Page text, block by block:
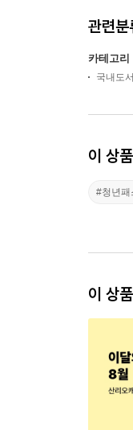
관련분
카테고리
국내도서
이 상
#청년패
이 상